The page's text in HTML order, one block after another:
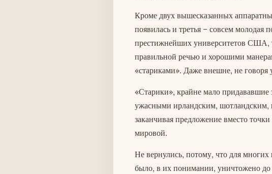
Кроме двух вышесказанных
появилась и третья – совсем
престижнейших университетов США,
правильной речью и хорошими
«стариками». Даже внешне, не говоря
«Старики», крайне мало
ужасными ирландским, шотландским,
заканчивая предложение вместо
мировой.
Не вернулись, потому, что для
было, в их понимании, уничтожено